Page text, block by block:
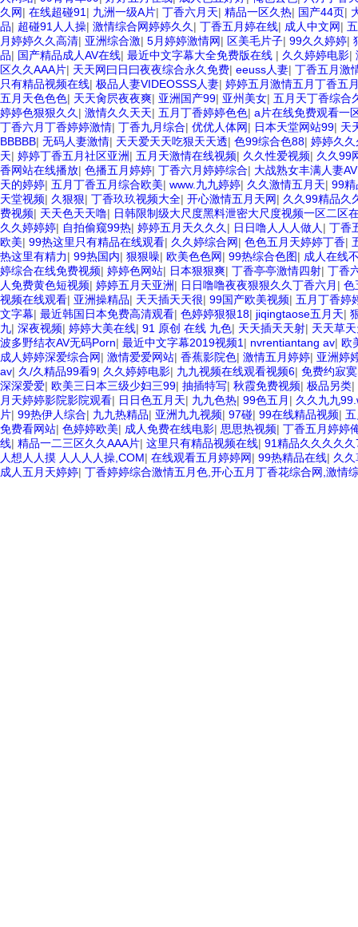
久网| 在线超碰91 | 九洲一级A片| 丁香六月天| 精品一区久热| 国产44页|
品| 超碰91人人操| 激情综合网婷婷久久 | 丁香五月婷在线| 成人中文网|
月婷婷久久高清| 亚洲综合激| 5月婷婷激情网| 区美毛片子| 99久久婷婷|
品| 国产精品成人AV在线| 最近中文字幕大全免费版在线 | 久久婷婷电影|
区久久AAA片| 天天网曰日曰夜夜综合永久免费| eeuss人妻| 丁香五月激
只有精品视频在线| 极品人妻VIDEOSSS人妻| 婷婷五月激情五月丁香五
五月天色色色| 天天肏屄夜夜爽| 亚洲国产99| 亚州美女| 五月天丁香综合
婷婷色狠狠久久 | 激情久久天天| 五月丁香婷婷色色| a片在线免费观看一
丁香六月丁香婷婷激情| 丁香九月综合| 优优人体网| 日本天堂网站99| 天
BBBBB| 无码人妻激情| 天天爱天天吃狠天天透| 色99综合色88| 婷婷久
天| 婷婷丁香五月社区亚洲| 五月天激情在线视频| 久久性爱视频| 久久99
香网站在线播放| 色播五月婷婷| 丁香六月婷婷综合| 大战熟女丰满人妻AV
天的婷婷| 五月丁香五月综合欧美| www.九九婷婷| 久久激情五月天| 99精
天堂视频| 久狠狠| 丁香玖玖视频大全| 开心激情五月天网| 久久99精品久
费视频| 天天色天天噜| 日韩限制级大尺度黑料泄密大尺度视频一区二区
久久婷婷婷| 自拍偷窥99热| 婷婷五月天久久久 | 日日噜人人人做人 | 丁香
欧美| 99热这里只有精品在线观看| 久久婷综合网| 色色五月天婷婷丁香|
热这里有精力| 99热国内| 狠狠噪| 欧美色色网| 99热综合色图| 成人在线
婷综合在线免费视频| 婷婷色网站| 日本狠狠爽| 丁香亭亭激情四射| 丁香
人免费黄色短视频| 婷婷五月天亚洲| 日日噜噜夜夜狠狠久久丁香六月 | 色
视频在线观看| 亚洲操精品| 天天插天天很| 99国产欧美视频| 五月丁香婷
文字幕| 最近韩国日本免费高清观看| 色婷婷狠狠18| jiqingtaose五月天|
九| 深夜视频| 婷婷大美在线| 91 原创 在线 九色| 天天插天天射| 天天草
波多野结衣AV无码Porn| 最近中文字幕2019视频1 | nvrentiantang av| 欧
成人婷婷深爱综合网| 激情爱爱网站| 香蕉影院色| 激情五月婷婷| 亚洲婷
av| 久/久精品99看9| 久久婷婷电影| 九九视频在线观看视频6| 免费约寂
深深爱爱| 欧美三日本三级少妇三99| 抽插特写| 秋霞免费视频| 极品另类|
月天婷婷影院影院观看| 日日色五月天| 九九色热| 99色五月 | 久久九九
片| 99热伊人综合| 九九热精品| 亚洲九九视频| 97碰| 99在线精品视频|
免费看网站| 色婷婷欧美| 成人免费在线电影| 思思热视频| 丁香五月婷婷
线| 精品一二三区久久AAA片| 这里只有精品视频在线| 91精品久久久久
人想人人摸 人人人人操,COM| 在线观看五月婷婷网| 99热精品在线| 久
成人五月天婷婷| 丁香婷婷综合激情五月色,开心五月丁香花综合网,激情